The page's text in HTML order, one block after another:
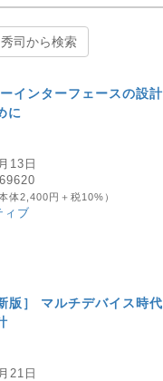
司から検索
インターフェースの設計
に
13日
本体2,400円＋税10%）
ィブ
版］ マルチデバイス時代
21日